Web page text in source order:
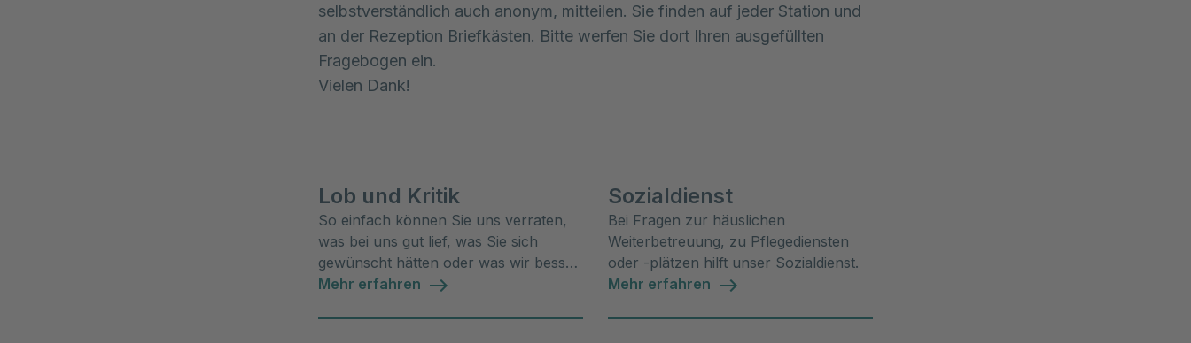
selbstverständlich auch anonym, mitteilen. Sie finden auf jeder Station und
an der Rezeption Briefkästen. Bitte werfen Sie dort Ihren ausgefüllten
Fragebogen ein.
Vielen Dank!
Lob und Kritik
So einfach können Sie uns verraten,
was bei uns gut lief, was Sie sich
gewünscht hätten oder was wir besser
machen sollten.
Mehr erfahren
Sozialdienst
Bei Fragen zur häuslichen
Weiterbetreuung, zu Pflegediensten
oder -plätzen hilft unser Sozialdienst.
Mehr erfahren